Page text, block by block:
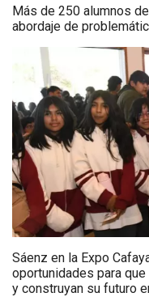
Más de 250 alumnos
abordaje de
Sáenz en la Expo
oportunidades para
y construyan su futuro